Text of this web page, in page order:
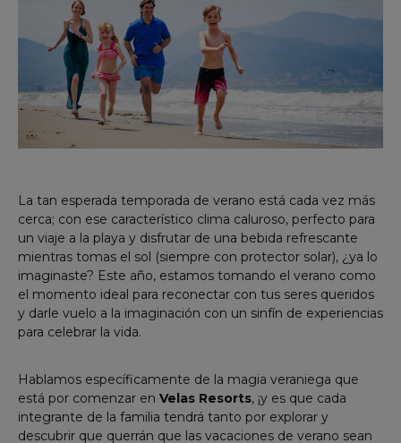
La tan esperada temporada de verano está cada vez más
cerca; con ese característico clima caluroso, perfecto para
un viaje a la playa y disfrutar de una bebida refrescante
mientras tomas el sol (siempre con protector solar), ¿ya lo
imaginaste? Este año, estamos tomando el verano como
el momento ideal para reconectar con tus seres queridos
y darle vuelo a la imaginación con un sinfín de experiencias
para celebrar la vida.
Hablamos específicamente de la magia veraniega que
está por comenzar en Velas Resorts, ¡y es que cada
integrante de la familia tendrá tanto por explorar y
descubrir que querrán que las vacaciones de verano sean